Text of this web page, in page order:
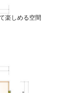
楽しめる空間